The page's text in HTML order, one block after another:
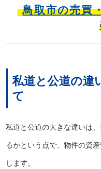
鳥取市の売買
私道と公道の違
て
私道と公道の大きな違いは
るかという点で、物件の資
します。